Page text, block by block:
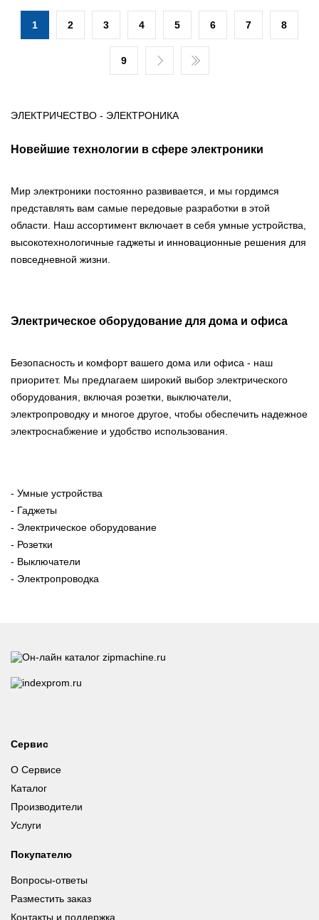
1 2 3 4 5 6 7 8
9
ЭЛЕКТРИЧЕСТВО - ЭЛЕКТРОНИКА
Новейшие технологии в сфере электроники
Мир электроники постоянно развивается, и мы гордимся
представлять вам самые передовые разработки в этой
области. Наш ассортимент включает в себя умные устройства,
высокотехнологичные гаджеты и инновационные решения для
повседневной жизни.
Электрическое оборудование для дома и офиса
Безопасность и комфорт вашего дома или офиса - наш
приоритет. Мы предлагаем широкий выбор электрического
оборудования, включая розетки, выключатели,
электропроводку и многое другое, чтобы обеспечить надежное
электроснабжение и удобство использования.
- Умные устройства
- Гаджеты
- Электрическое оборудование
- Розетки
- Выключатели
- Электропроводка
Сервис
О Сервисе
Каталог
Производители
Услуги
Покупателю
Вопросы-ответы
Разместить заказ
Контакты и поддержка